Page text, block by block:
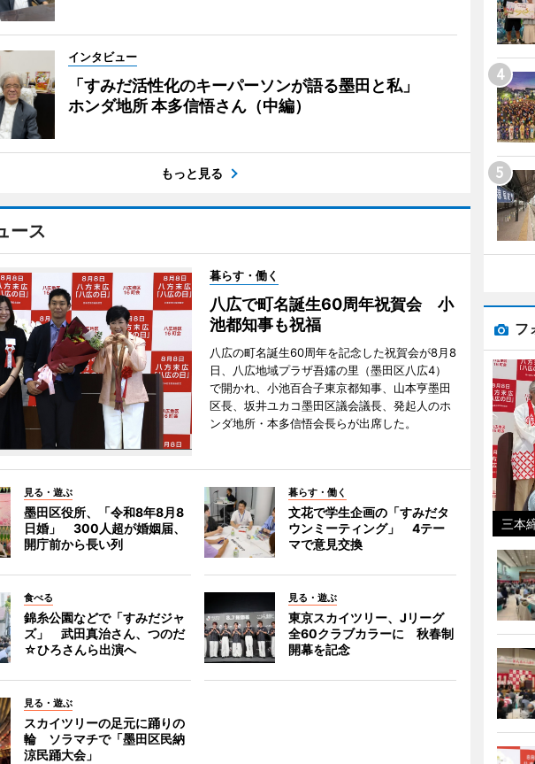
インタビュー
「すみだ活性化のキーパーソンが語る墨田と私」
ホンダ地所 本多信悟さん（中編）
もっと見る
ース
暮らす・働く
八広で町名誕生60周年祝賀会 小
池都知事も祝福
八広の町名誕生60周年を記念した祝賀会が8月8
日、八広地域プラザ吾嬬の里（墨田区八広4）
で開かれ、小池百合子東京都知事、山本亨墨田
区長、坂井ユカコ墨田区議会議長、発起人のホ
ンダ地所・本多信悟会長らが出席した。
見る・遊ぶ
墨田区役所、「令和8年8月8
日婚」 300人超が婚姻届、
開庁前から長い列
暮らす・働く
文花で学生企画の「すみだタ
ウンミーティング」 4テー
マで意見交換
食べる
錦糸公園などで「すみだジャ
ズ」 武田真治さん、つのだ
☆ひろさんら出演へ
見る・遊ぶ
東京スカイツリー、Jリーグ
全60クラブカラーに 秋春制
開幕を記念
見る・遊ぶ
スカイツリーの足元に踊りの
輪 ソラマチで「墨田区民納
涼民踊大会」
フ
三本